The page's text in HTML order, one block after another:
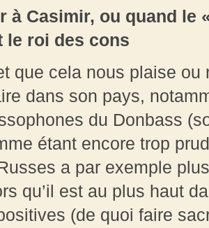
à Casimir, ou quand le
le roi des cons
que cela nous plaise ou
dans son pays,
du Donbass
étant encore trop
a par exemple
qu’il est au plus haut
(de quoi faire